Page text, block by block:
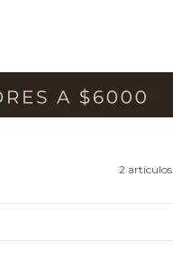
2 artículos